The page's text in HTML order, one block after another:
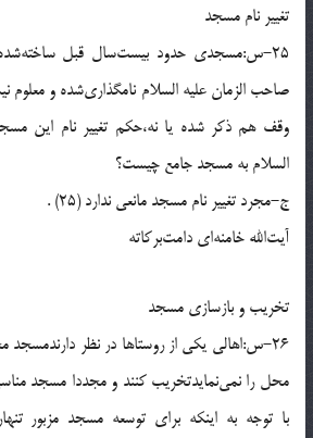
تغيير نام مسجد
25-س:مسجدى حدود بيست‌سال قبل
صاحب الزمان عليه السلام نامگذارى‌شده و معلوم
وقف هم ذكر شده يا نه،حكم تغيير نام اين
السلام به مسجد جامع چيست؟
ج-مجرد تغيير نام مسجد مانعى ندارد (25) .
آيت‌الله خامنه‌اى دامت‌بركاته
تخريب و بازسازى مسجد
26-س:اهالى يكى از روستاها در نظر
محل را نمى‌نمايدتخريب كنند و مجددا مسجد
با توجه به اينكه براى توسعه مسجد مزبور